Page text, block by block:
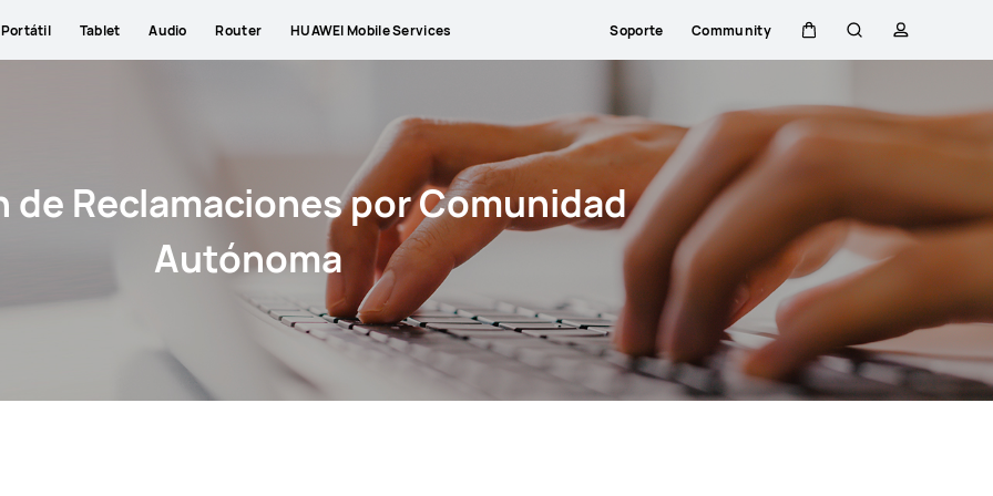
Portátil Tablet Audio Router HUAWEI Mobile Services Soporte Community
CarritoBúsqueda
perfil
de Reclamaciones por Comunidad
Autónoma